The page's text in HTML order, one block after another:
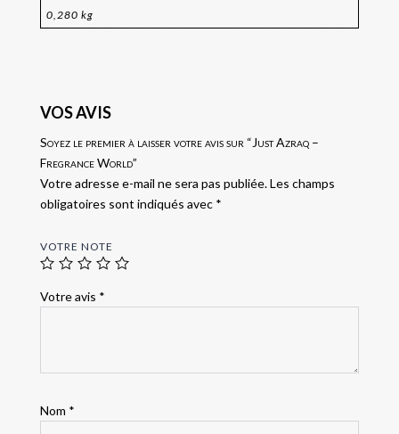
0,280 kg
VOS AVIS
Soyez le premier à laisser votre avis sur “Just Azraq –
Fregrance World”
Votre adresse e-mail ne sera pas publiée.Les champs
obligatoires sont indiqués avec *
VOTRE NOTE
Votre avis *
Nom *